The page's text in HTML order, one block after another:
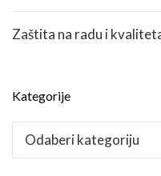
Zaštita na radu i
Kategorije
Kategorije